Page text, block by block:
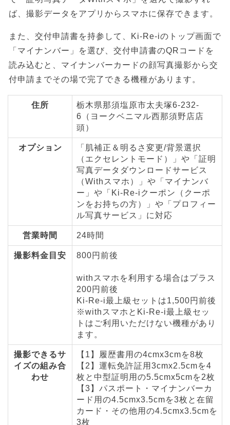
ば、撮影データをアプリからスマホに保存できます。
また、交付申請書を持参して、Ki-Re-iのトップ画面で
「マイナンバー」を選び、交付申請書のQRコードを
読み込むと、マイナンバーカードの顔写真撮影から交
付申請までその場で完了できる機種があります。
住所
栃木県那須塩原市太夫塚6-232-
6（ヨークベニマル西那須野店店
頭）
オプション
「肌補正＆明るさ変更/背景選択
（エクセレントモード）」や「証明
写真データダウンロードサービス
（Withスマホ）」や「マイナンバ
ー」や「Ki-Re-iクーポン（クーポ
ンをお持ちの方）」や「プロフィー
ル写真サービス」に対応
営業時間 24時間
撮影料金目安 800円前後
withスマホを利用する場合はプラス
200円前後
Ki-Re-i最上級セットは1,500円前後
※withスマホとKi-Re-i最上級セッ
トはご利用いただけない機種があり
ます。
撮影できるサ
イズの組み合
わせ
【1】履歴書用の4cmx3cmを8枚
【2】運転免許証用3cmx2.5cmを4
枚と中型証明用の5.5cmx5cmを2枚
【3】パスポート・マイナンバーカ
ード用の4.5cmx3.5cmを3枚と在留
カード・その他用の4.5cmx3.5cmを
3枚